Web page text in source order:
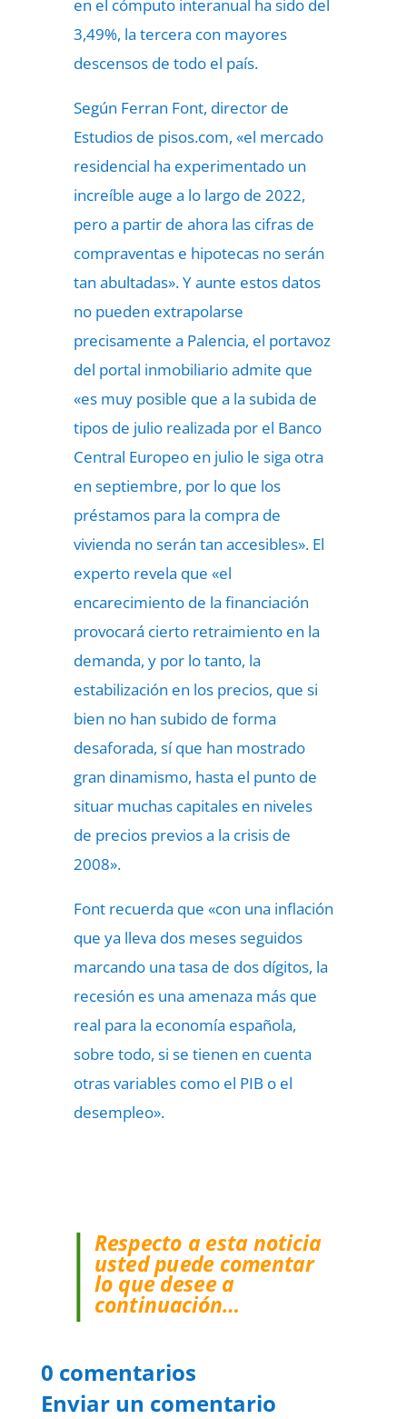
en el cómputo interanual ha sido del
3,49%, la tercera con mayores
descensos de todo el país.
Según Ferran Font, director de
Estudios de pisos.com, «el mercado
residencial ha experimentado un
increíble auge a lo largo de 2022,
pero a partir de ahora las cifras de
compraventas e hipotecas no serán
tan abultadas». Y aunte estos datos
no pueden extrapolarse
precisamente a Palencia, el portavoz
del portal inmobiliario admite que
«es muy posible que a la subida de
tipos de julio realizada por el Banco
Central Europeo en julio le siga otra
en septiembre, por lo que los
préstamos para la compra de
vivienda no serán tan accesibles». El
experto revela que «el
encarecimiento de la financiación
provocará cierto retraimiento en la
demanda, y por lo tanto, la
estabilización en los precios, que si
bien no han subido de forma
desaforada, sí que han mostrado
gran dinamismo, hasta el punto de
situar muchas capitales en niveles
de precios previos a la crisis de
2008».
Font recuerda que «con una inflación
que ya lleva dos meses seguidos
marcando una tasa de dos dígitos, la
recesión es una amenaza más que
real para la economía española,
sobre todo, si se tienen en cuenta
otras variables como el PIB o el
desempleo».
Respecto a esta noticia
usted puede comentar
lo que desee a
continuación…
0 comentarios
Enviar un comentario